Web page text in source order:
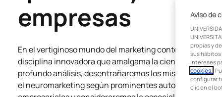
empresas
En el vertiginoso mundo del marketing
disciplina innovadora que amalgama la ciencia
profundo análisis, desentrañaremos los misterios
el neuromarketing según prominentes autores ,
Aviso de
propias y
sus hábitos
intereses
cookies. .
configurar
clic en el